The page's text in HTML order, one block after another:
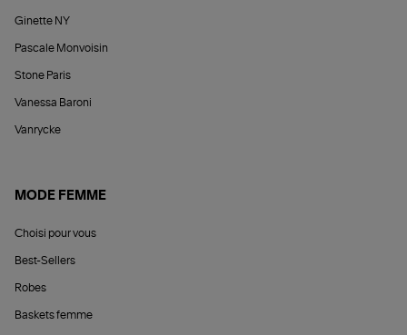
Ginette NY
Pascale Monvoisin
Stone Paris
Vanessa Baroni
Vanrycke
MODE FEMME
Choisi pour vous
Best-Sellers
Robes
Baskets femme